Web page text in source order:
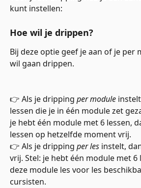
kunt instellen:
Hoe wil je drippen?
Bij deze optie geef je aan of je per
wil gaan drippen.
👉 Als je dripping per module
lessen die je in één module zet
je hebt één module met 6 lessen,
lessen op hetzelfde moment vrij.
👉 Als je dripping per les instelt,
vrij. Stel: je hebt één module met
deze module les voor les
cursisten.